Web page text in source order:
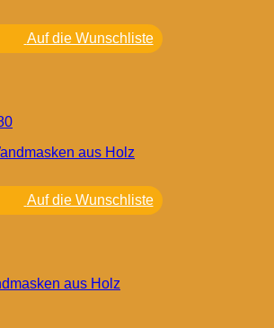
Auf die Wunschliste
Auf die Wunschliste
aus Holz